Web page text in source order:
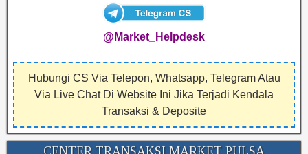
@Market_Helpdesk
Hubungi CS Via Telepon, Whatsapp, Telegram Atau
Via Live Chat Di Website Ini Jika Terjadi Kendala
Transaksi & Deposite
CENTER TRANSAKSI MARKET PULSA